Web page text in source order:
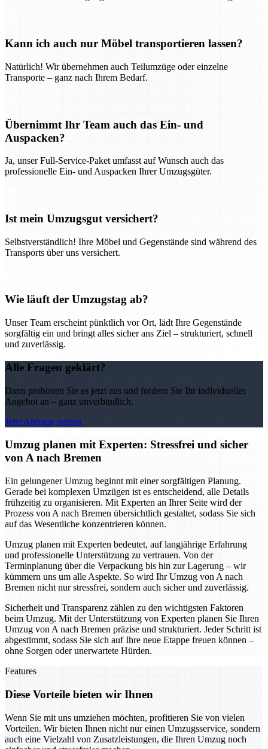
Kann ich auch nur Möbel transportieren lassen?
Natürlich! Wir übernehmen auch Teilumzüge oder einzelne
Transporte – ganz nach Ihrem Bedarf.
Übernimmt Ihr Team auch das Ein- und
Auspacken?
Ja, unser Full-Service-Paket umfasst auf Wunsch auch das
professionelle Ein- und Auspacken Ihrer Umzugsgüter.
Ist mein Umzugsgut versichert?
Selbstverständlich! Ihre Möbel und Gegenstände sind während des
Transports über uns versichert.
Wie läuft der Umzugstag ab?
Unser Team erscheint pünktlich vor Ort, lädt Ihre Gegenstände
sorgfältig ein und bringt alles sicher ans Ziel – strukturiert, schnell
und zuverlässig.
Alle Fragen geklärt?
Dann probieren Sie es jetzt aus und fordern Sie Ihr individuelles
Angebot an – ganz unverbindlich.
Jetzt Anfrage starten
Umzug planen mit Experten: Stressfrei und sicher
von A nach Bremen
Ein gelungener Umzug beginnt mit einer sorgfältigen Planung.
Gerade bei komplexen Umzügen ist es entscheidend, alle Details
frühzeitig zu organisieren. Mit Experten an Ihrer Seite wird der
Prozess von A nach Bremen übersichtlich gestaltet, sodass Sie sich
auf das Wesentliche konzentrieren können.
Umzug planen mit Experten bedeutet, auf langjährige Erfahrung
und professionelle Unterstützung zu vertrauen. Von der
Terminplanung über die Verpackung bis hin zur Lagerung – wir
kümmern uns um alle Aspekte. So wird Ihr Umzug von A nach
Bremen nicht nur stressfrei, sondern auch sicher und zuverlässig.
Sicherheit und Transparenz zählen zu den wichtigsten Faktoren
beim Umzug. Mit der Unterstützung von Experten planen Sie Ihren
Umzug von A nach Bremen präzise und strukturiert. Jeder Schritt ist
abgestimmt, sodass Sie sich auf Ihre neue Etappe freuen können –
ohne Sorgen oder unerwartete Hürden.
Features
Diese Vorteile bieten wir Ihnen
Wenn Sie mit uns umziehen möchten, profitieren Sie von vielen
Vorteilen. Wir bieten Ihnen nicht nur einen Umzugsservice, sondern
auch eine Vielzahl von Zusatzleistungen, die Ihren Umzug noch